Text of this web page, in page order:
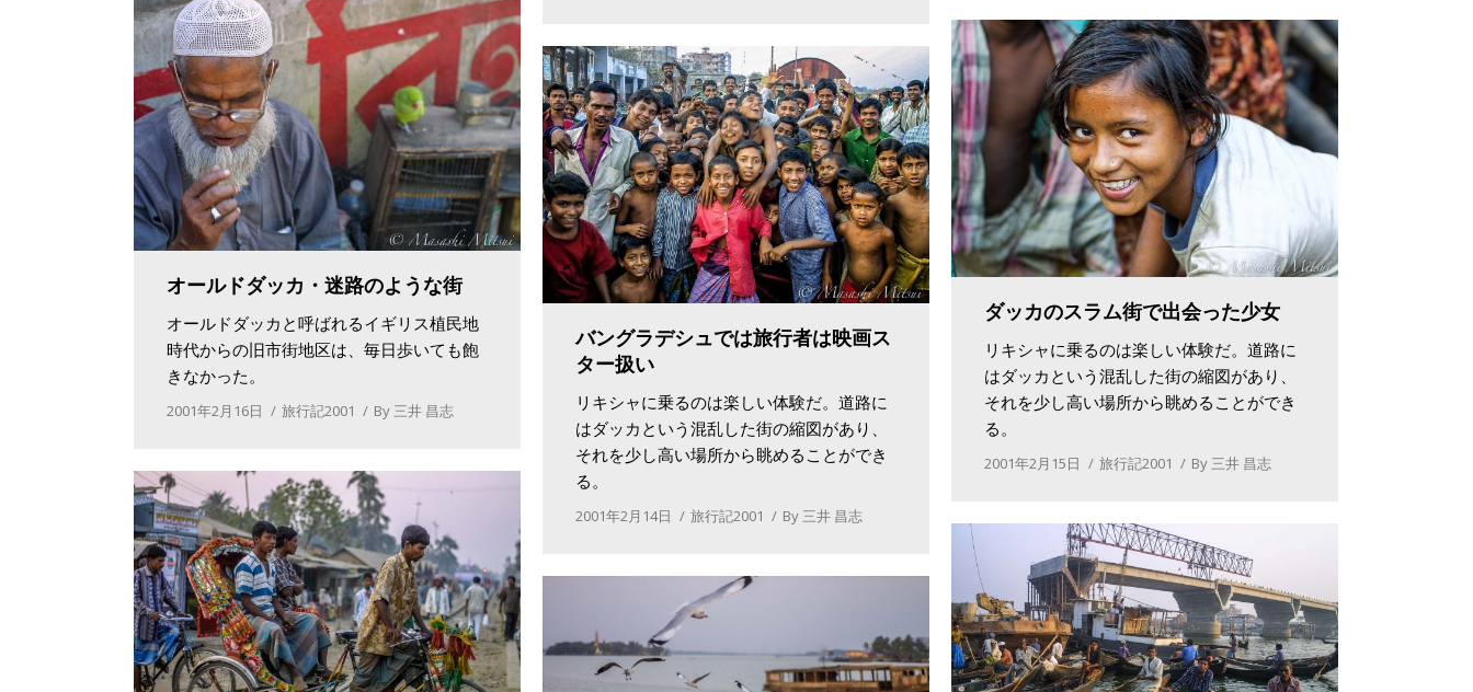
オールドダッカ・迷路のような街
オールドダッカと呼ばれるイギリス植民地
時代からの旧市街地区は、毎日歩いても飽
きなかった。
2001年2月16日 旅行記2001 By 三井 昌志
ダッカのスラム街で出会った少女
リキシャに乗るのは楽しい体験だ。道路に
はダッカという混乱した街の縮図があり、
それを少し高い場所から眺めることができ
る。
2001年2月15日 旅行記2001 By 三井 昌志
バングラデシュでは旅行者は映画ス
ター扱い
リキシャに乗るのは楽しい体験だ。道路に
はダッカという混乱した街の縮図があり、
それを少し高い場所から眺めることができ
る。
2001年2月14日 旅行記2001 By 三井 昌志